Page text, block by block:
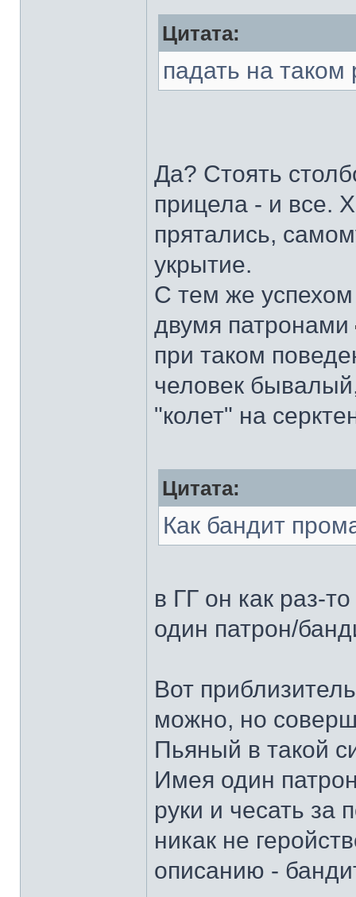
Цитата:
падать на таком
Да? Стоять
прицела - и все.
прятались,
укрытие.
С тем же
двумя патронами
при таком
человек
"колет" на
Цитата:
Как бандит
в ГГ он как раз-
один патрон/
Вот
можно, но
Пьяный в такой
Имея один
руки и чесать
никак не
описанию -